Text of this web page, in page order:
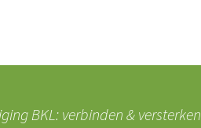
BKL: verbinden & versterken